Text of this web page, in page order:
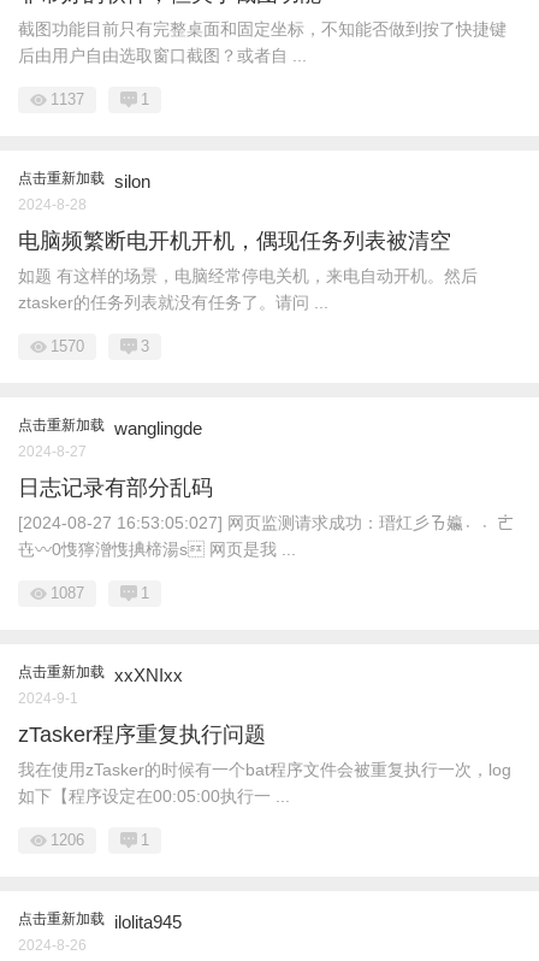
截图功能目前只有完整桌面和固定坐标，不知能否做到按了快捷键
后由用户自由选取窗口截图？或者自 ...
1137 1
点击重新加载 silon
2024-8-28
电脑频繁断电开机开机，偶现任务列表被清空
如题 有这样的场景，电脑经常停电关机，来电自动开机。然后
ztasker的任务列表就没有任务了。请问 ...
1570 3
点击重新加载 wanglingde
2024-8-27
日志记录有部分乱码
[2024-08-27 16:53:05:027] 网页监测请求成功：瑨灴⼺ㄯ㜲〮〮ㄮ
㔺〰0愯獰潧愯捵楴湯s 网页是我 ...
1087 1
点击重新加载 xxXNIxx
2024-9-1
zTasker程序重复执行问题
我在使用zTasker的时候有一个bat程序文件会被重复执行一次，log
如下【程序设定在00:05:00执行一 ...
1206 1
点击重新加载 ilolita945
2024-8-26